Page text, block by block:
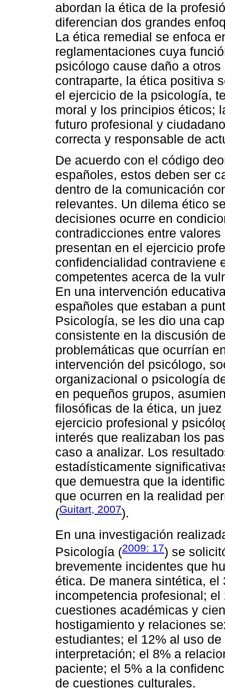
abordan la ética de la
diferencian dos grandes
La ética remedial se enfoca
reglamentaciones cuya
psicólogo cause daño a
contraparte, la ética positiva
el ejercicio de la psicología,
moral y los principios éticos;
futuro profesional y
correcta y responsable de
De acuerdo con el código
españoles, estos deben ser
dentro de la comunicación
relevantes. Un dilema ético
decisiones ocurre en
contradicciones entre
presentan en el ejercicio
confidencialidad contraviene
competentes acerca de la
En una intervención
españoles que estaban a
Psicología, se les dio una
consistente en la discusión
problemáticas que ocurrían
intervención del psicólogo,
organizacional o psicología
en pequeños grupos,
filosóficas de la ética, un
ejercicio profesional y
interés que realizaban los
caso a analizar. Los
estadísticamente
que demuestra que la
que ocurren en la realidad
(Guitart, 2007).
En una investigación
Psicología (2009: 17) se
brevemente incidentes que
ética. De manera sintética,
incompetencia profesional;
cuestiones académicas y
hostigamiento y relaciones
estudiantes; el 12% al uso
interpretación; el 8% a
paciente; el 5% a la
de cuestiones culturales.